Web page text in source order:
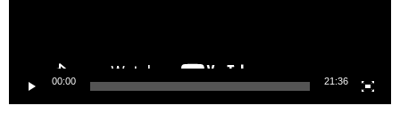
00:00 21:36